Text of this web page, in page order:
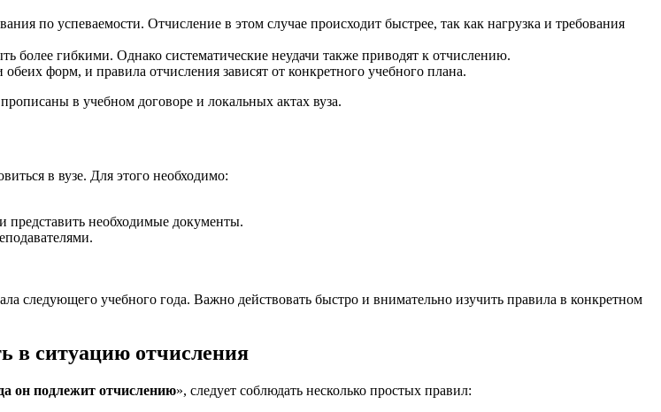
по успеваемости. Отчисление в этом случае происходит быстрее, так как нагрузка и требования
более гибкими. Однако систематические неудачи также приводят к отчислению.
форм, и правила отчисления зависят от конкретного учебного плана.
в учебном договоре и локальных актах вуза.
в вузе. Для этого необходимо:
необходимые документы.
следующего учебного года. Важно действовать быстро и внимательно изучить правила в конкретном
в ситуацию отчисления
он подлежит отчислению», следует соблюдать несколько простых правил: